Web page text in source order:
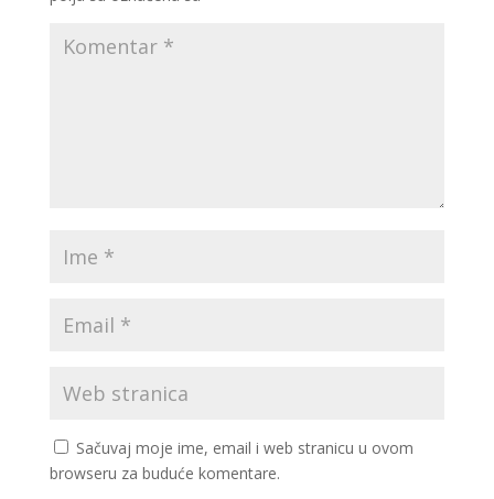
Sačuvaj moje ime, email i web stranicu u ovom
browseru za buduće komentare.